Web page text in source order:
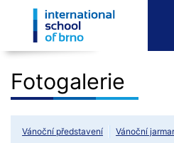
Fotogalerie
Vánoční představení
Vánoční